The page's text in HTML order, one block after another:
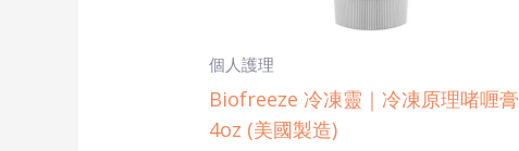
個人護理
Biofreeze 冷凍靈｜冷凍原理啫喱膏
4oz (美國製造)